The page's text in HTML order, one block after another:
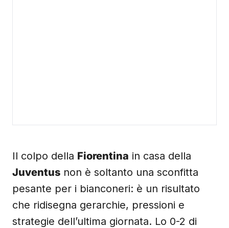
Il colpo della Fiorentina in casa della
Juventus non è soltanto una sconfitta
pesante per i bianconeri: è un risultato
che ridisegna gerarchie, pressioni e
strategie dell’ultima giornata. Lo 0-2 di